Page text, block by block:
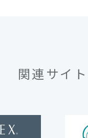
関連サイト